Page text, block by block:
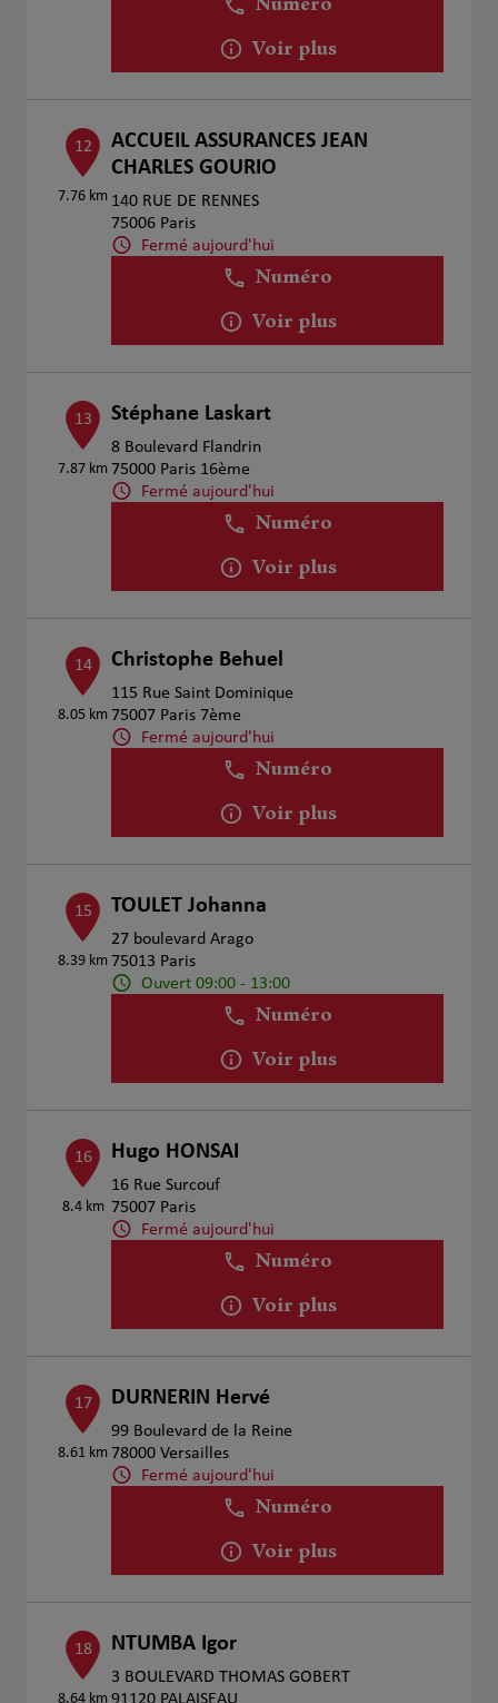
Numéro
Voir plus
12
7.76 km
ACCUEIL ASSURANCES JEAN
CHARLES GOURIO
140 RUE DE RENNES
75006 Paris
Fermé aujourd'hui
Numéro
Voir plus
13
7.87 km
Stéphane Laskart
8 Boulevard Flandrin
75000 Paris 16ème
Fermé aujourd'hui
Numéro
Voir plus
14
8.05 km
Christophe Behuel
115 Rue Saint Dominique
75007 Paris 7ème
Fermé aujourd'hui
Numéro
Voir plus
15
8.39 km
TOULET Johanna
27 boulevard Arago
75013 Paris
Ouvert 09:00 - 13:00
Numéro
Voir plus
16
8.4 km
Hugo HONSAI
16 Rue Surcouf
75007 Paris
Fermé aujourd'hui
Numéro
Voir plus
17
8.61 km
DURNERIN Hervé
99 Boulevard de la Reine
78000 Versailles
Fermé aujourd'hui
Numéro
Voir plus
18
8.64 km
NTUMBA Igor
3 BOULEVARD THOMAS GOBERT